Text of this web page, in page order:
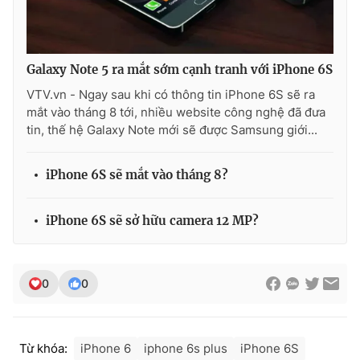
THỜI BÁO VTV
Cơ quan báo chí:Thời báo VTV
Tổng Biên tập:
Tổng đài VTV:024.38 355 931 - 024.38 355 932
Galaxy Note 5 ra mắt sớm cạnh tranh với iPhone 6S
VTV.vn - Ngay sau khi có thông tin iPhone 6S sẽ ra
mắt vào tháng 8 tới, nhiều website công nghệ đã đưa
tin, thế hệ Galaxy Note mới sẽ được Samsung giới...
iPhone 6S sẽ mắt vào tháng 8?
iPhone 6S sẽ sở hữu camera 12 MP?
0 0
Từ khóa: iPhone 6 iphone 6s plus iPhone 6S